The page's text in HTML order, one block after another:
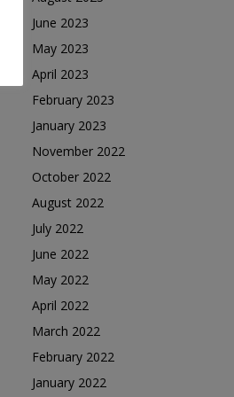
June 2023
May 2023
April 2023
February 2023
January 2023
November 2022
October 2022
August 2022
July 2022
June 2022
May 2022
April 2022
March 2022
February 2022
January 2022